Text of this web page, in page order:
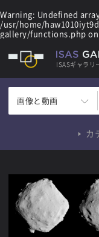
Warning: Undefined
/usr/home/
gallery/functions.php
ISASギャラリ
画像と動画
カ